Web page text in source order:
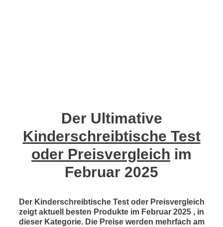
Der Ultimative
Kinderschreibtische Test
oder Preisvergleich im
Februar 2025
Der Kinderschreibtische Test oder Preisvergleich
zeigt aktuell besten Produkte im Februar 2025 , in
dieser Kategorie. Die Preise werden mehrfach am